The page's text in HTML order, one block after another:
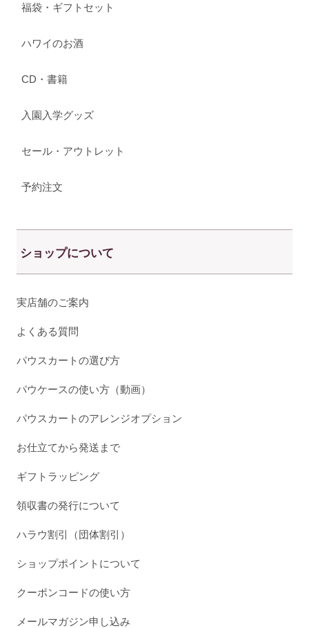
福袋・ギフトセット
ハワイのお酒
CD・書籍
入園入学グッズ
セール・アウトレット
予約注文
ショップについて
実店舗のご案内
よくある質問
パウスカートの選び方
パウケースの使い方（動画）
パウスカートのアレンジオプション
お仕立てから発送まで
ギフトラッピング
領収書の発行について
ハラウ割引（団体割引）
ショップポイントについて
クーポンコードの使い方
メールマガジン申し込み